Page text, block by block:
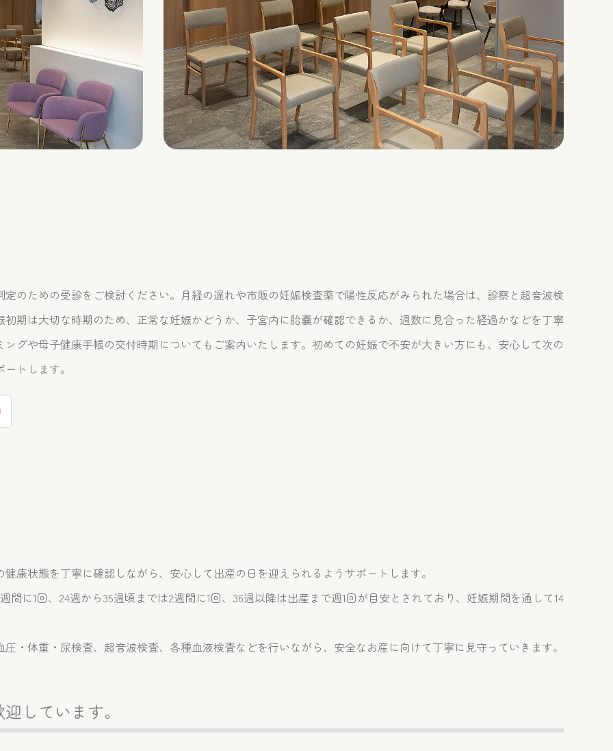
のための受診をご検討ください。月経の遅れや市販の妊娠検査薬で陽性反応がみられた場合は、診察と超音波検
期は大切な時期のため、正常な妊娠かどうか、子宮内に胎嚢が確認できるか、週数に見合った経過かなどを丁寧
グや母子健康手帳の交付時期についてもご案内いたします。初めての妊娠で不安が大きい方にも、安心して次の
トします。
康状態を丁寧に確認しながら、安心して出産の日を迎えられるようサポートします。
に1回、24週から35週頃までは2週間に1回、36週以降は出産まで週1回が目安とされており、妊娠期間を通して14
・体重・尿検査、超音波検査、各種血液検査などを行いながら、安全なお産に向けて丁寧に見守っていきます。
しています。